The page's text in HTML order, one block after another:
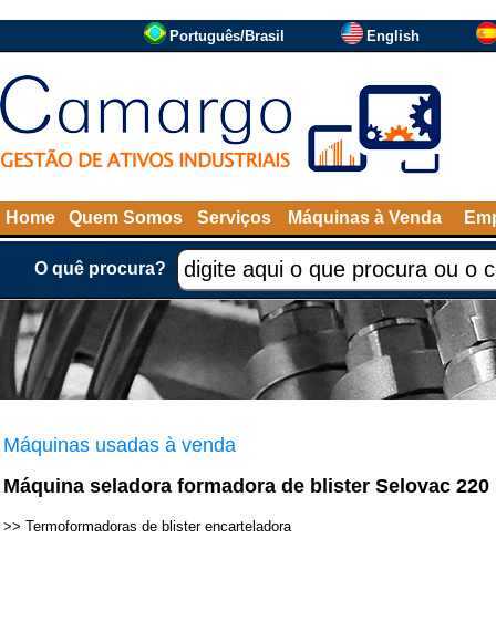
Português/Brasil English
Home Quem Somos Serviços Máquinas à Venda
O quê procura?
Máquinas usadas à venda
Máquina seladora formadora de blister Selovac 220
>> Termoformadoras de blister encarteladora